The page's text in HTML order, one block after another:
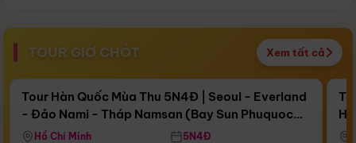
TOUR GIỜ CHÓT Xem tất cả
Còn17 ngày 07:46:22
Bay Sun Phuquoc Airways
Điểm nổi bật
Tour Hàn Quốc Mùa Thu 5N4Đ | Seoul - Everland
- Đảo Nami - Tháp Namsan (Bay Sun Phuquoc
Airways)
Hồ Chí Minh 5N4Đ